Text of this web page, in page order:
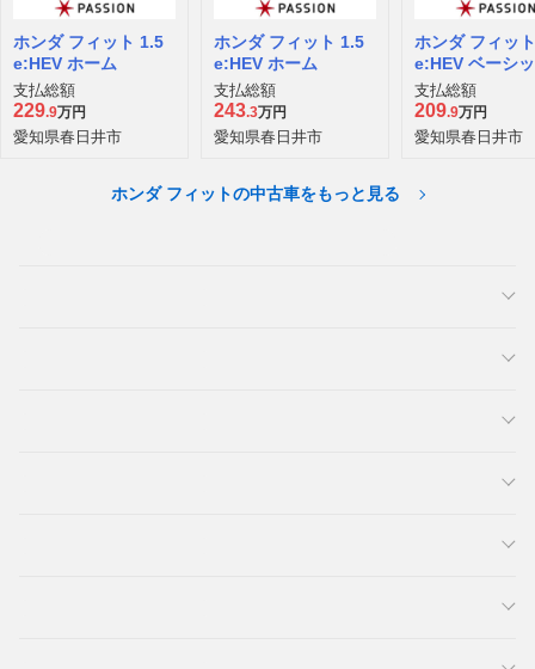
ホンダ フィット 1.5
e:HEV ホーム
支払総額
229.9万円
愛知県春日井市
ホンダ フィット 1.5
e:HEV ホーム
支払総額
243.3万円
愛知県春日井市
ホンダ フィッ
e:HEV ベーシ
支払総額
209.9万円
愛知県春日井市
ホンダ フィットの中古車をもっと見る